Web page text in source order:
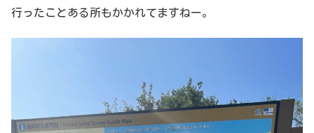
行ったことある所もかかれてますねー。